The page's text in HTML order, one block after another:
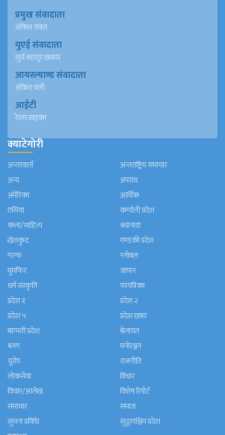
प्रमुख संवादाता
अंकित रावल
युएई संवादाता
सुर्य बहादुर खवास
आयरल्याण्ड संवादाता
अंकित वली
आईटी
रेशम खड्का
क्याटेगोरी
अन्तरवार्ता
अन्तराष्ट्रिय समाचार
अन्य
अपराध
अमेरिका
आर्थिक
एसिया
कर्णाली प्रदेश
कला/साहित्य
क्यानाडा
खेलकुद
गण्डकी प्रदेश
गल्फ
ग्लोबल
घुमफिर
जापान
धर्म संस्कृति
पत्रपत्रिका
प्रदेश १
प्रदेश २
प्रदेश ५
प्रदेश खबर
बाग्मती प्रदेश
बेलायत
ब्लग
मनाेरञ्जन
यूरोप
राजनीति
लोकसेवा
विचार
विचार/आलेख
विशेष रिपोर्ट
समाचार
समाज
सुचना प्रविधि
सुदूरपश्चिम प्रदेश